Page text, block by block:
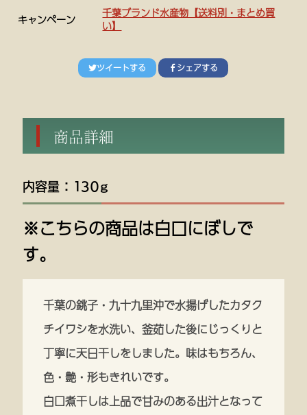
キャンペーン
千葉ブランド水産物【送料別・まとめ買
い】
ツイートする シェアする
商品詳細
内容量 ： １３０ｇ
※こちらの商品は白口にぼしで
す。
千葉の銚子・九十九里沖で水揚げしたカタク
チイワシを水洗い、釜茹した後にじっくりと
丁寧に天日干しをしました。味はもちろん、
色・艶・形もきれいです。
白口煮干しは上品で甘みのある出汁となって